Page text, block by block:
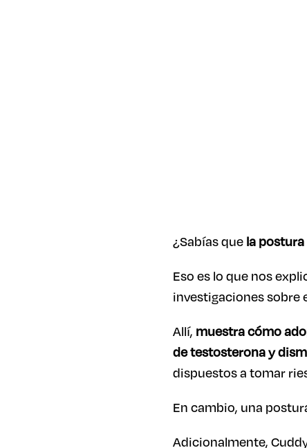
¿Sabías quela
Eso es lo que nos
investigaciones sobre
Allí, muestra cómo
de testosterona y
dispuestos a tomar
En cambio, una
Adicionalmente,